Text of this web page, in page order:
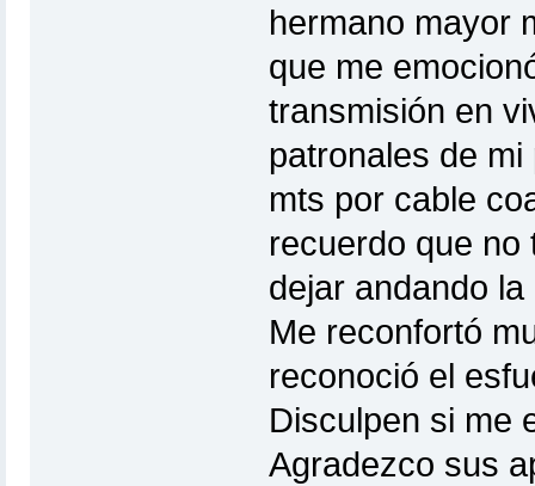
hermano mayor
que me
transmisión en
patronales de
mts por cable
recuerdo que no
dejar andando
Me reconfortó
reconoció el
Disculpen si me
Agradezco sus